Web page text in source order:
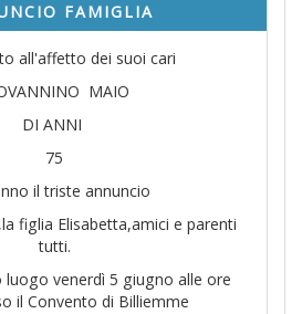
FAMIGLIA
all'affetto dei suoi cari
MAIO
DI ANNI
75
il triste annuncio
figlia Elisabetta,amici e parenti
tutti.
luogo venerdì 5 giugno alle ore
il Convento di Billiemme